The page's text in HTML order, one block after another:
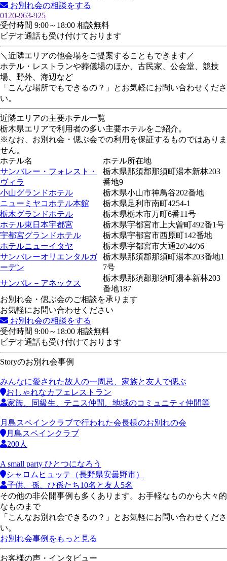
お別れ会の相談をする
0120-963-925
受付時間 9:00～18:00 相談無料
ビデオ通話も受け付けております
＼近隣エリアの他会場をご提案することもできます／
ホテル・レストランや葬儀場のほか、古民家、公会堂、競技
場、野外、海辺など
「こんな場所でもできるの？」とお気軽にお問い合わせくださ
い。
近隣エリアの主要ホテル一覧
栃木県エリアで利用者の多い主要ホテルをご紹介。
※なお、お別れ会・偲ぶ会での利用を保証するものではありま
せん。
ホテル名
ホテル所在地
サンバレー・フォレスト・
ヴィラ
栃木県那須郡那須町湯本新林203
番地9
小山グランドホテル
栃木県小山市神鳥谷202番地
ニューミヤコホテル本館
栃木県足利市南町4254-1
栃木グランドホテル
栃木県栃木市万町6番11号
ホテル東日本宇都宮
栃木県宇都宮市上大曽町492番1号
宇都宮グランドホテル
栃木県宇都宮市西原町142番地
ホテルニューイタヤ
栃木県宇都宮市大通2の4の6
サンバレーオリエンタルガ
ーデン
栃木県那須郡那須町湯本203番地1
7号
サンバレ－アネックス
栃木県那須郡那須町湯本新林203
番地187
お別れ会・偲ぶ会のご相談を承ります
お気軽にお問い合わせください
お別れ会の相談をする
受付時間 9:00～18:00 相談無料
ビデオ通話も受け付けております
Storyのお別れ会事例
みんなに愛された故人の一周忌、家族と友人で偲ぶ
おしゃれなカフェレストラン
家族、同級生、テニス仲間、地域のコミュニティ仲間等
月島スペインクラブで行われた会長様のお別れの会
月島スペインクラブ
200人
A small party ひとつになろう
シャロムヒュッテ（長野県安曇野市）
子供、孫、ひ孫たち10名と友人5名
その他の非公開事例も多くあります。お手軽なものから大々的
なものまで
「こんなお別れ会できるの？」とお気軽にお問い合わせくださ
い。
お別れ会事例をもっと見る
お客様の声・インタビュー